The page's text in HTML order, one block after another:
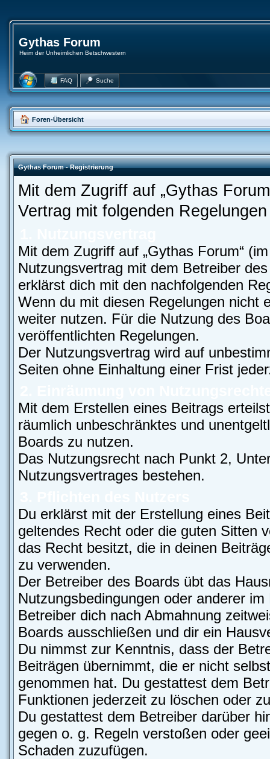
Gythas Forum
Heim der Unheimlichen Betschwestern
FAQ Suche
Foren-Übersicht
Gythas Forum - Registrierung
Mit dem Zugriff auf „Gythas
Vertrag mit folgenden
Mit dem Zugriff auf „Gythas Forum“
Nutzungsvertrag mit dem Betreiber
erklärst dich mit den nachfolgenden
Wenn du mit diesen Regelungen nicht
weiter nutzen. Für die Nutzung des
veröffentlichten Regelungen.
Der Nutzungsvertrag wird auf
Seiten ohne Einhaltung einer Frist
Mit dem Erstellen eines Beitrags
räumlich unbeschränktes und
Boards zu nutzen.
Das Nutzungsrecht nach Punkt 2,
Nutzungsvertrages bestehen.
Du erklärst mit der Erstellung eines
geltendes Recht oder die guten Sitten
das Recht besitzt, die in deinen
zu verwenden.
Der Betreiber des Boards übt das
Nutzungsbedingungen oder anderer
Betreiber dich nach Abmahnung
Boards ausschließen und dir ein
Du nimmst zur Kenntnis, dass der
Beiträgen übernimmt, die er nicht
genommen hat. Du gestattest dem
Funktionen jederzeit zu löschen oder
Du gestattest dem Betreiber darüber
gegen o. g. Regeln verstoßen oder
Schaden zuzufügen.